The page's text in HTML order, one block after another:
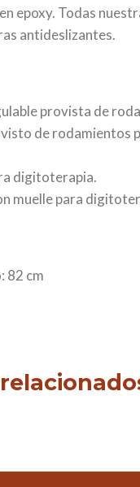
epoxy. Todas
antideslizantes.
provista de
de rodamientos
digitoterapia.
muelle para
82 cm